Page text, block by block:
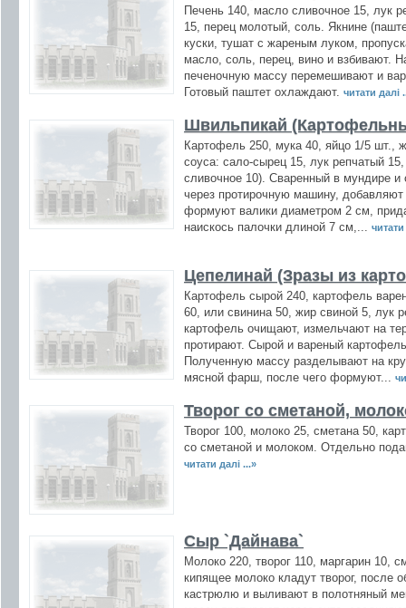
Печень 140, масло сливочное 15, лук
15, перец молотый, соль. Якнине
куски, тушат с жареным луком,
масло, соль, перец, вино и взбивают.
печеночную массу перемешивают и
Готовый паштет охлаждают. читати далі
Швильпикай
Картофель 250, мука 40, яйцо 1/5 шт.,
соуса: сало-сырец 15, лук репчатый
сливочное 10). Сваренный в мундире
через протирочную машину,
формуют валики диаметром 2 см,
наискось палочки длиной 7 см,...
читати
Цепелинай (Зразы из
Картофель сырой 240, картофель
60, или свинина 50, жир свиной 5, лук
картофель очищают, измельчают на
протирают. Сырой и вареный
Полученную массу разделывают на
мясной фарш, после чего формуют...
Творог со сметаной,
Творог 100, молоко 25, сметана 50,
со сметаной и молоком. Отдельно
читати далі ...»
Сыр `Дайнава`
Молоко 220, творог 110, маргарин 10,
кипящее молоко кладут творог, после
кастрюлю и выливают в полотняный